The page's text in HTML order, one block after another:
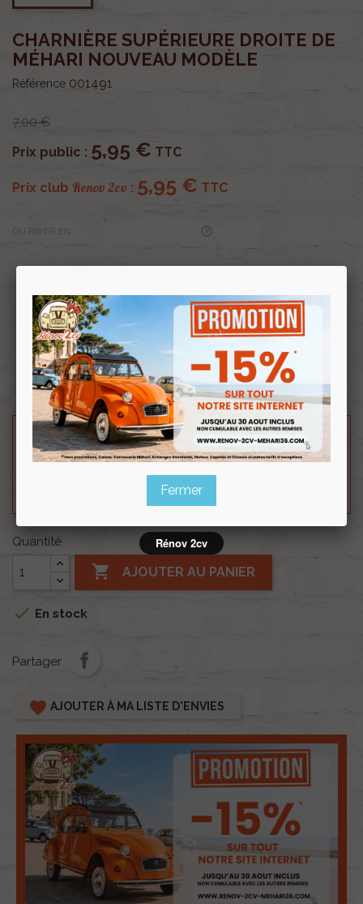
CHARNIÈRE SUPÉRIEURE DROITE DE
MÉHARI NOUVEAU MODÈLE
Référence 001491
7,00 €
Prix public : 5,95 € TTC
Prix club Renov 2cv : 5,95 € TTC
OU PAYER EN
avec la Carte clubRenov 2cv
Souscrire
au clubRenov 2cv
Besoin d'un renseignement technique sur le produit
? N'hésitez pas à contacter notre service
0254 277 154ou par mail à
renov2cv.technique@gmail.com
Quantité
 AJOUTER AU PANIER
 En stock
Partager
favorite AJOUTER À MA LISTE D'ENVIES
Fermer
Rénov 2cv